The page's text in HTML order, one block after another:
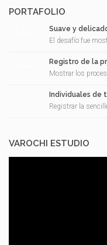
PORTAFOLIO
Suave y
El desafío fue
Registro de la
Mostrar los
Individuales de
Registrar la
VAROCHI ESTUDIO